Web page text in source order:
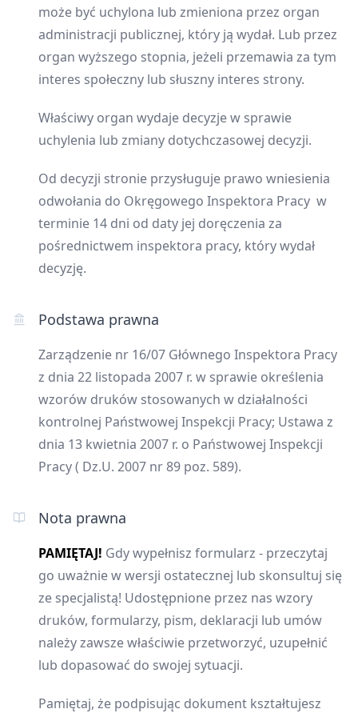
może być uchylona lub zmieniona przez organ
administracji publicznej, który ją wydał. Lub przez
organ wyższego stopnia, jeżeli przemawia za tym
interes społeczny lub słuszny interes strony.
Właściwy organ wydaje decyzje w sprawie
uchylenia lub zmiany dotychczasowej decyzji.
Od decyzji stronie przysługuje prawo wniesienia
odwołania do Okręgowego Inspektora Pracy w
terminie 14 dni od daty jej doręczenia za
pośrednictwem inspektora pracy, który wydał
decyzję.
Podstawa prawna
Zarządzenie nr 16/07 Głównego Inspektora Pracy
z dnia 22 listopada 2007 r. w sprawie określenia
wzorów druków stosowanych w działalności
kontrolnej Państwowej Inspekcji Pracy; Ustawa z
dnia 13 kwietnia 2007 r. o Państwowej Inspekcji
Pracy ( Dz.U. 2007 nr 89 poz. 589).
Nota prawna
PAMIĘTAJ! Gdy wypełnisz formularz - przeczytaj
go uważnie w wersji ostatecznej lub skonsultuj się
ze specjalistą! Udostępnione przez nas wzory
druków, formularzy, pism, deklaracji lub umów
należy zawsze właściwie przetworzyć, uzupełnić
lub dopasować do swojej sytuacji.
Pamiętaj, że podpisując dokument kształtujesz